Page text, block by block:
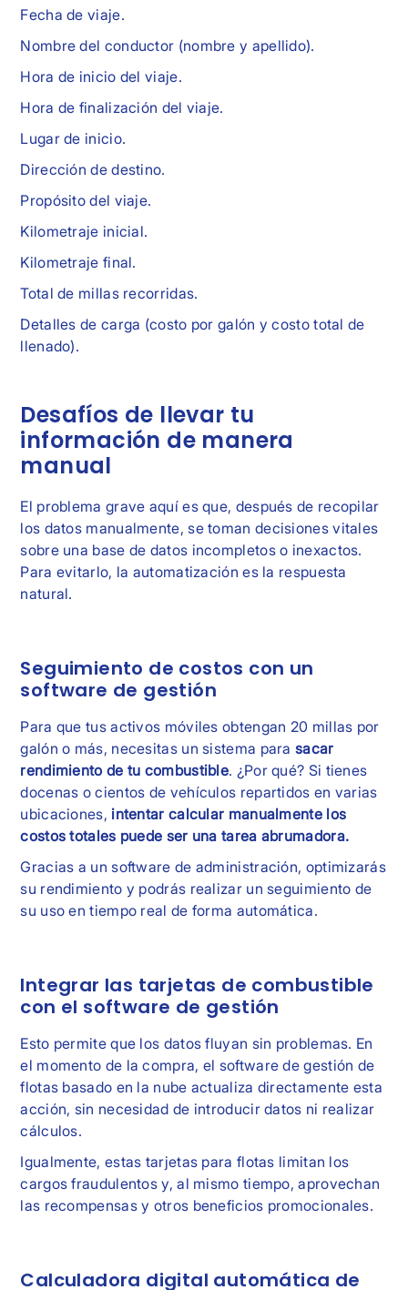
Fecha de viaje.
Nombre del conductor (nombre y apellido).
Hora de inicio del viaje.
Hora de finalización del viaje.
Lugar de inicio.
Dirección de destino.
Propósito del viaje.
Kilometraje inicial.
Kilometraje final.
Total de millas recorridas.
Detalles de carga (costo por galón y costo total de
llenado).
Desafíos de llevar tu
información de manera
manual
El problema grave aquí es que, después de recopilar
los datos manualmente, se toman decisiones vitales
sobre una base de datos incompletos o inexactos.
Para evitarlo, la automatización es la respuesta
natural.
Seguimiento de costos con un
software de gestión
Para que tus activos móviles obtengan 20 millas por
galón o más, necesitas un sistema parasacar
rendimiento de tu combustible. ¿Por qué? Si tienes
docenas o cientos de vehículos repartidos en varias
ubicaciones, intentar calcular manualmente los
costos totales puede ser una tarea abrumadora.
Gracias a un software de administración, optimizarás
su rendimiento y podrás realizar un seguimiento de
su uso en tiempo real de forma automática.
Integrar las tarjetas de combustible
con el software de gestión
Esto permite que los datos fluyan sin problemas. En
el momento de la compra, el software de gestión de
flotas basado en la nube actualiza directamente esta
acción, sin necesidad de introducir datos ni realizar
cálculos.
Igualmente, estas tarjetas para flotas limitan los
cargos fraudulentos y, al mismo tiempo, aprovechan
las recompensas y otros beneficios promocionales.
Calculadora digital automática de